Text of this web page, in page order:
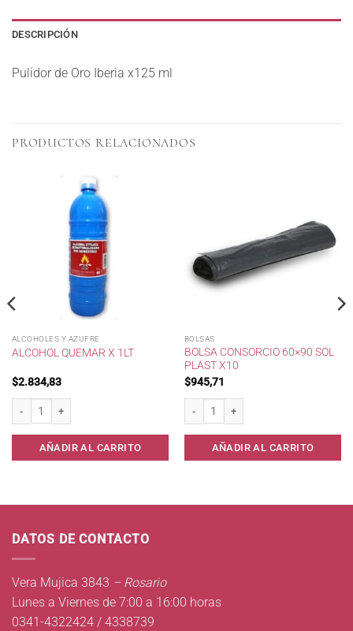
DESCRIPCIÓN
Pulidor de Oro Iberia x125 ml
PRODUCTOS RELACIONADOS
ALCOHOLES Y AZUFRE
ALCOHOL QUEMAR X 1LT
$2.834,83
Alcohol Quemar x 1lt cantidad
AÑADIR AL CARRITO
BOLSAS
BOLSA CONSORCIO 60×90 SOL
PLAST X10
$945,71
Bolsa Consorcio 60x90 Sol Plast x10
AÑADIR AL CARRITO
DATOS DE CONTACTO
Vera Mujica 3843 – Rosario
Lunes a Viernes de 7:00 a 16:00 horas
0341-4322424 / 4338739